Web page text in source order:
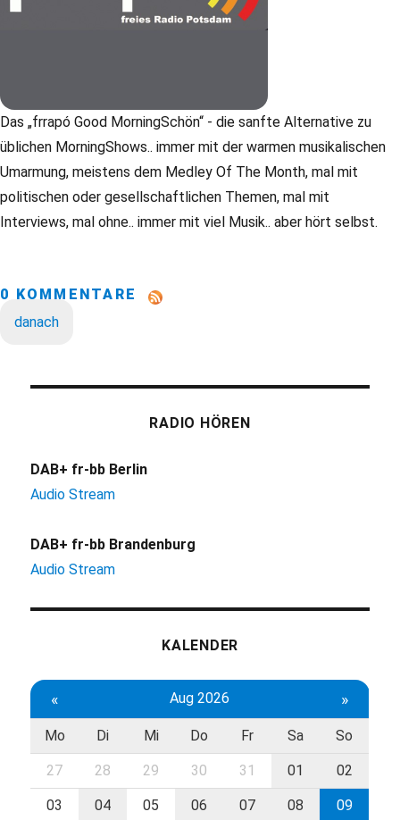
Das „frrapó Good MorningSchön“ - die sanfte Alternative zu
üblichen MorningShows.. immer mit der warmen musikalischen
Umarmung, meistens dem Medley Of The Month, mal mit
politischen oder gesellschaftlichen Themen, mal mit
Interviews, mal ohne.. immer mit viel Musik.. aber hört selbst.
0 KOMMENTARE
danach
RADIO HÖREN
DAB+ fr-bb Berlin
Audio Stream
DAB+ fr-bb Brandenburg
Audio Stream
KALENDER
« Aug 2026 »
Mo Di Mi Do Fr Sa So
27 28 29 30 31 01 02
03 04 05 06 07 08 09